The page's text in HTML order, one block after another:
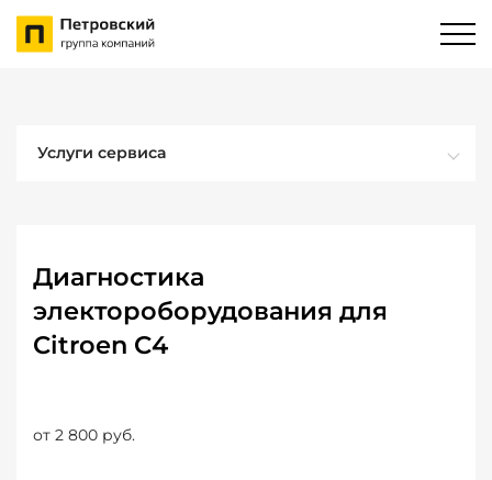
Услуги сервиса
Диагностика
электороборудования для
Citroen C4
от 2 800 руб.